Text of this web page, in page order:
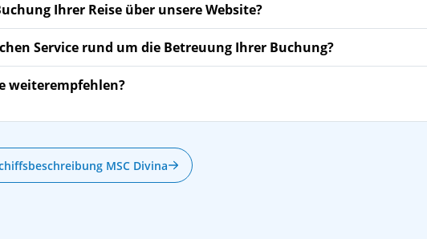
Ihrer Reise über unsere Website?
Service rund um die Betreuung Ihrer Buchung?
weiterempfehlen?
MSC Divina